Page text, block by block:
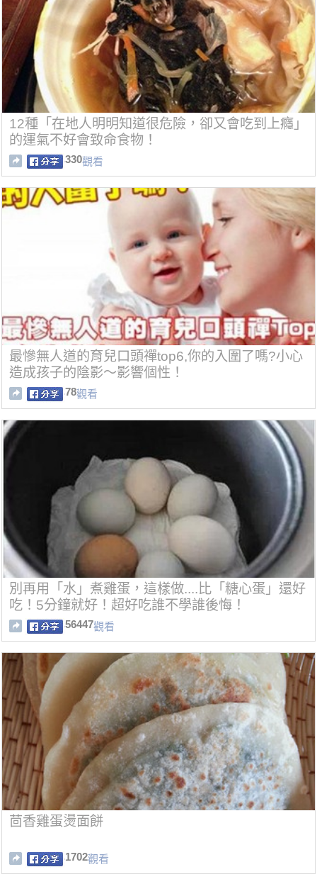
12種「在地人明明知道很危險，卻又會吃到上癮」
的運氣不好會致命食物！
330觀看
最慘無人道的育兒口頭禪top6,你的入圍了嗎?小心
造成孩子的陰影～影響個性！
78觀看
別再用「水」煮雞蛋，這樣做....比「糖心蛋」還好
吃！5分鐘就好！超好吃誰不學誰後悔！
56447觀看
茴香雞蛋燙面餅
1702觀看